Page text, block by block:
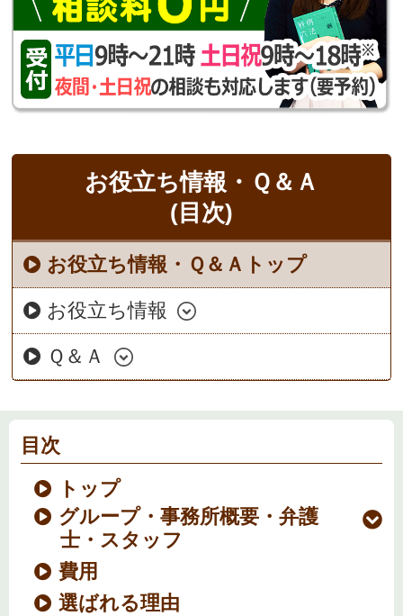
お役立ち情報・Ｑ＆Ａ
(目次)
お役立ち情報・Ｑ＆Ａトップ
お役立ち情報
Ｑ＆Ａ
目次
トップ
グループ・事務所概要・弁護
士・スタッフ
費用
選ばれる理由